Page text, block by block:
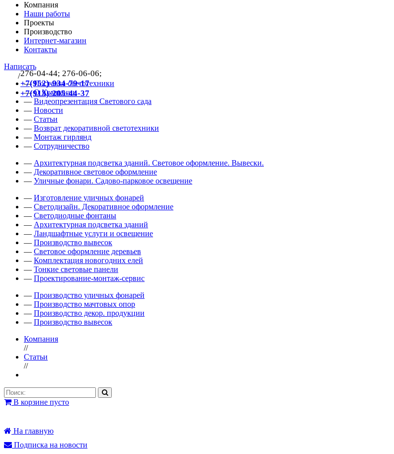
Компания
Наши работы
Проекты
Производство
Интернет-магазин
Контакты
Написать
/276-04-44; 276-06-06;
+7(952)-934-79-17
+7(913)-205-44-37
—Поставка светотехники
—О Компании
— Видеопрезентация Светового сада
— Новости
— Статьи
— Возврат декоративной светотехники
— Монтаж гирлянд
— Сотрудничество
— Архитектурная подсветка зданий. Световое оформление. Вывески.
— Декоративное световое оформление
— Уличные фонари. Садово-парковое освещение
— Изготовление уличных фонарей
— Светодизайн. Декоративное оформление
— Светодиодные фонтаны
— Архитектурная подсветка зданий
— Ландшафтные услуги и освещение
— Производство вывесок
— Световое оформление деревьев
— Комплектация новогодних елей
— Тонкие световые панели
— Проектирование-монтаж-сервис
— Производство уличных фонарей
— Производство мачтовых опор
— Производство декор. продукции
— Производство вывесок
Компания
//
Статьи
//
В корзине пусто
На главную
Подписка на новости